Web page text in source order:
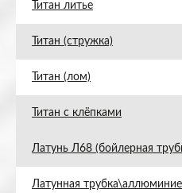
Титан литье
Титан (стружка)
Титан (лом)
Титан с клёпками
Латунь Л68 (бойлерная
Латунная